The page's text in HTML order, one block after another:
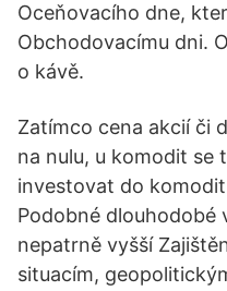
Oceňovacího dne,
Obchodovacímu dni.
o kávě.
Zatímco cena akcií či
na nulu, u komodit se
investovat do
Podobné dlouhodobé
nepatrně vyšší
situacím,